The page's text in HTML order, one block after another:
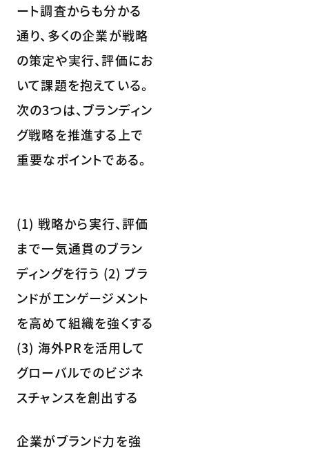
ート調査からも分かる
通り、多くの企業が戦略
の策定や実行、評価にお
いて課題を抱えている。
次の3つは、ブランディン
グ戦略を推進する上で
重要なポイントである。
(1) 戦略から実行、評価
まで一気通貫のブラン
ディングを行う (2) ブラ
ンドがエンゲージメント
を高めて組織を強くする
(3) 海外PRを活用して
グローバルでのビジネ
スチャンスを創出する
企業がブランド力を強